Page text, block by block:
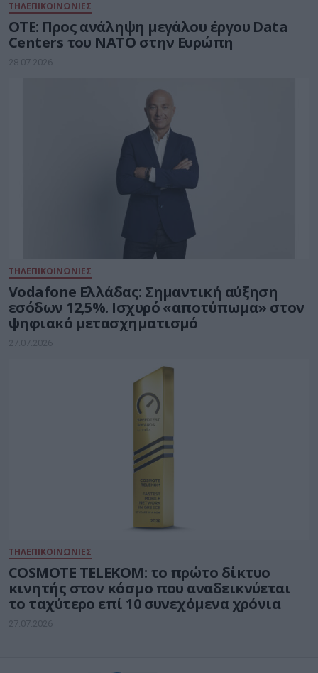
ΤΗΛΕΠΙΚΟΙΝΩΝΙΕΣ
ΟΤΕ: Προς ανάληψη μεγάλου έργου Data
Centers του ΝΑΤΟ στην Ευρώπη
28.07.2026
ΤΗΛΕΠΙΚΟΙΝΩΝΙΕΣ
Vodafone Ελλάδας: Σημαντική αύξηση
εσόδων 12,5%. Ισχυρό «αποτύπωμα» στον
ψηφιακό μετασχηματισμό
27.07.2026
ΤΗΛΕΠΙΚΟΙΝΩΝΙΕΣ
COSMOTE TELEKOM: το πρώτο δίκτυο
κινητής στον κόσμο που αναδεικνύεται
το ταχύτερο επί 10 συνεχόμενα χρόνια
27.07.2026